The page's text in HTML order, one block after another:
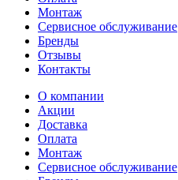
Монтаж
Сервисное обслуживание
Бренды
Отзывы
Контакты
О компании
Акции
Доставка
Оплата
Монтаж
Сервисное обслуживание